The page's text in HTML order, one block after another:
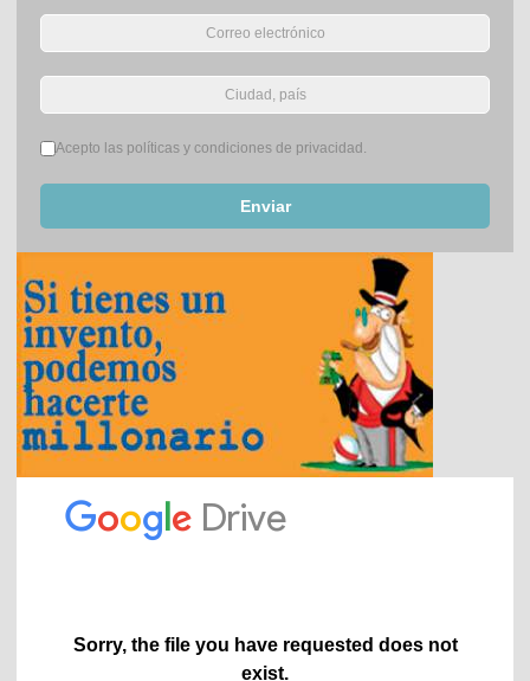
Términos del servicio*
Acepto las políticas y condiciones de privacidad.
Enviar